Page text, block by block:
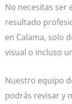
No necesitas ser
resultado
en Calama, solo
visual o incluso
Nuestro equipo
podrás revisar y